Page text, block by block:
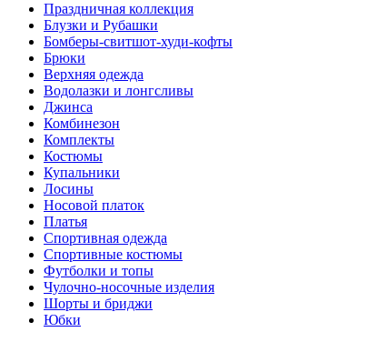
Праздничная коллекция
Блузки и Рубашки
Бомберы-свитшот-худи-кофты
Брюки
Верхняя одежда
Водолазки и лонгсливы
Джинса
Комбинезон
Комплекты
Костюмы
Купальники
Лосины
Носовой платок
Платья
Спортивная одежда
Спортивные костюмы
Футболки и топы
Чулочно-носочные изделия
Шорты и бриджи
Юбки